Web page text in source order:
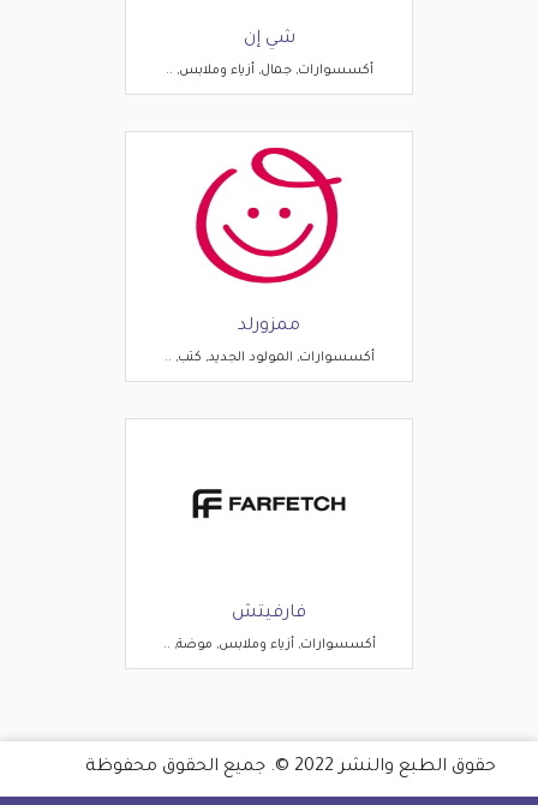
شي إن
أكسسوارات, جمال, أزياء وملابس, ..
ممزورلد
أكسسوارات, المولود الجديد, كتب, ..
فارفيتش
أكسسوارات, أزياء وملابس, موضة, ..
حقوق الطبع والنشر 2022 ©. جميع الحقوق محفوظة